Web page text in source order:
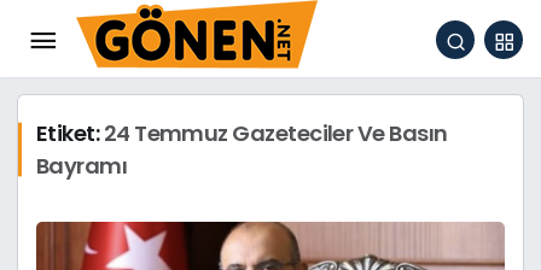
Etiket:24 Temmuz Gazeteciler Ve Basın
Bayramı